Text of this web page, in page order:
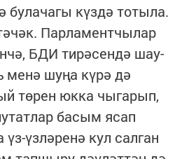
күздә тотыла.
Парламентчылар
БДИ тирәсендә шау-
шуңа күрә дә
төрен юкка чыгарып,
басым ясап
үзләренә кул салган